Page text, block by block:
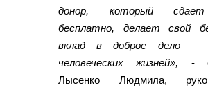
донор, который
бесплатно, делает свой
вклад в доброе дело –
человеческих жизней», -
Лысенко Людмила,